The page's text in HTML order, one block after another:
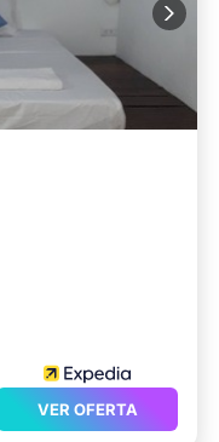
VER OFERTA